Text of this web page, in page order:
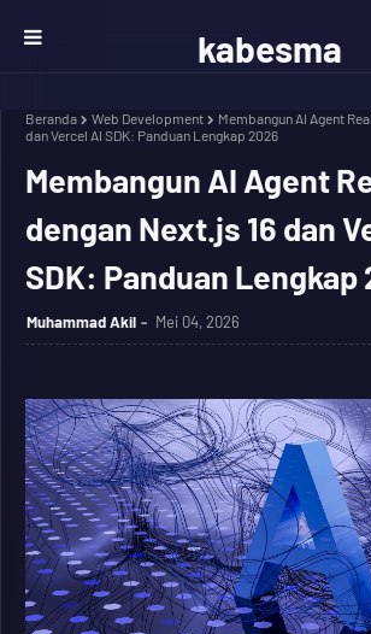
kabesma
Beranda Web Development
Membangun AI Agent
dan Vercel AI SDK: Panduan Lengkap 2026
Membangun AI Agent
dengan Next.js 16 dan
SDK: Panduan Lengkap
Muhammad Akil Mei 04, 2026